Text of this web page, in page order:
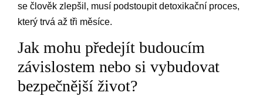
se člověk zlepšil, musí podstoupit detoxikační proces,
který trvá až tři měsíce.
Jak mohu předejít budoucím
závislostem nebo si vybudovat
bezpečnější život?